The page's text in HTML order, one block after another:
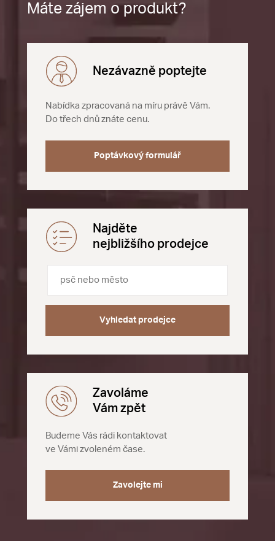
Máte zájem o produkt?
Nezávazně poptejte
Nabídka zpracovaná na míru právě Vám.
Do třech dnů znáte cenu.
Poptávkový formulář
Najděte
nejbližšího prodejce
Vyhledat prodejce
Zavoláme
Vám zpět
Budeme Vás rádi kontaktovat
ve Vámi zvoleném čase.
Zavolejte mi